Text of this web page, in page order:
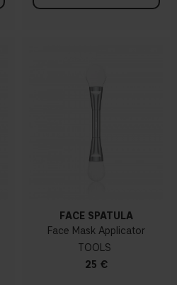
FACE SPATULA
Face Mask Applicator
TOOLS
25 €